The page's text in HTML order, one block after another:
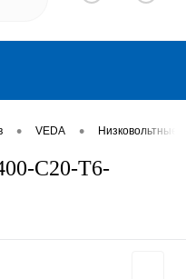
• VEDA •
C20-T6-